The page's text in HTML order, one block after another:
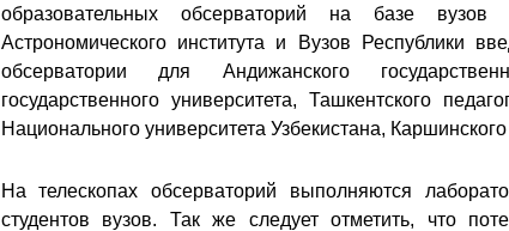
образовательных обсерваторий на базе вузов
Астрономического института и Вузов Республики
обсерватории для Андижанского
государственного университета, Ташкентского
Национального университета Узбекистана,
На телескопах обсерваторий выполняются
студентов вузов. Так же следует отметить, что